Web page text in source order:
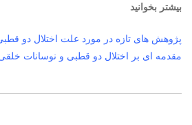
بیشتر بخوانید
پژوهش های تازه در مورد علت اختلال دو
مقدمه ای بر اختلال دو قطبی و نوسانات